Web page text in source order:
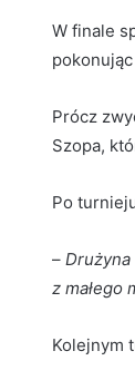
W finale
Prócz
Szopa,
Po
– Drużyna
z małego
Kolejnym